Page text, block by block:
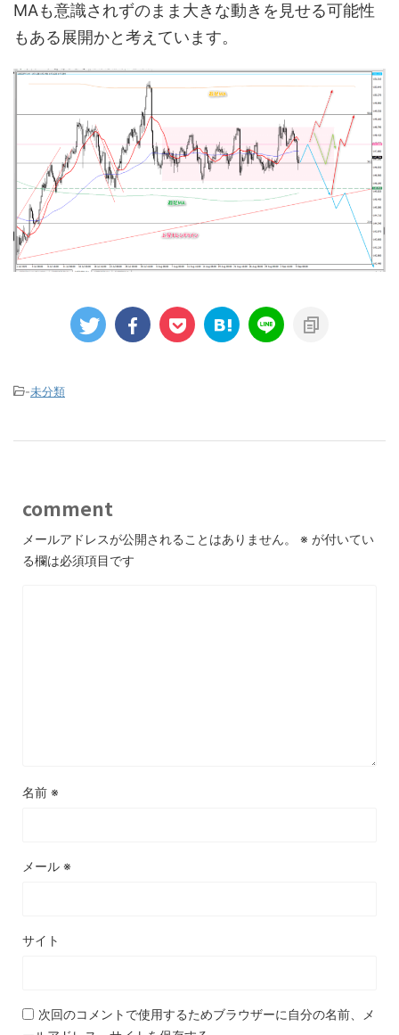
MAも意識されずのまま大きな動きを見せる可能性
もある展開かと考えています。
-未分類
comment
メールアドレスが公開されることはありません。 ※ が付いてい
る欄は必須項目です
名前 ※
メール ※
サイト
次回のコメントで使用するためブラウザーに自分の名前、メ